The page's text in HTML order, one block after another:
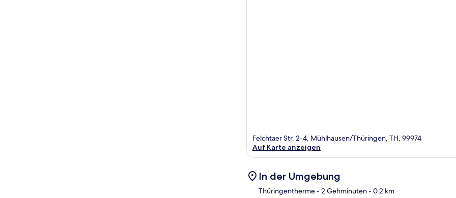
Felchtaer Str. 2-4, Mühlhausen/Thüringen, TH, 99974
Auf Karte anzeigen
In der Umgebung
Thüringentherme- 2 Gehminuten- 0.2 km